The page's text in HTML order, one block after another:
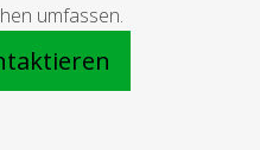
umfassen.